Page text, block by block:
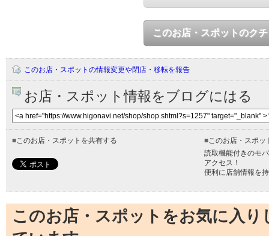
このお店・スポットのク
このお店・スポットの情報変更や閉店・移転を報告
お店・スポット情報をブログにはる
■このお店・スポットを共有する ■このお店・スポッ
読取機能付きのモ
アクセス！
便利に店舗情報を
このお店・スポットをお気に入